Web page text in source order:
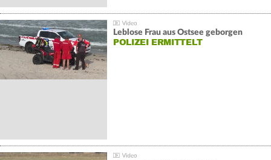
Leblose Frau aus Ostsee geborgen
POLIZEI ERMITTELT